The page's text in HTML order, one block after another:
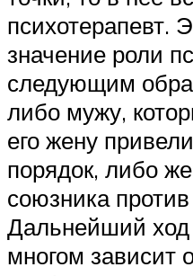
психотерапевт.
значение роли
следующим
либо мужу,
его жену
порядок, либо
союзника
Дальнейший
многом зависит